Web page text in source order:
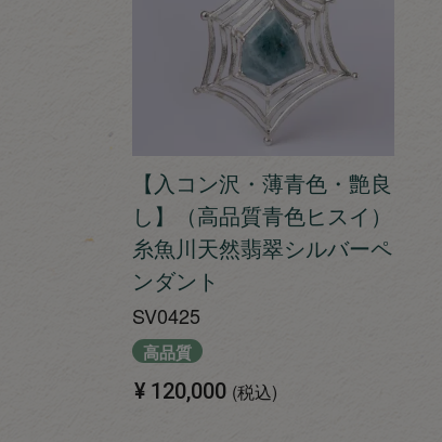
【入コン沢・薄青色・艶良
し】（高品質青色ヒスイ）
糸魚川天然翡翠シルバーペ
ンダント
SV0425
高品質
¥ 120,000 税込